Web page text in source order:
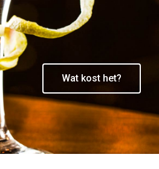
Wat kost het?